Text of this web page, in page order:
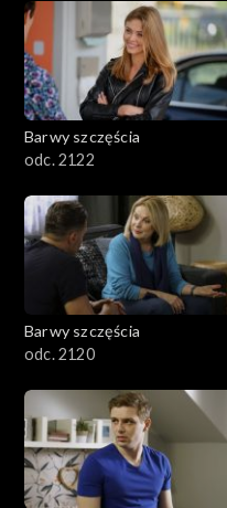
Barwy szczęścia
odc. 2122
Barwy szczęścia
odc. 2120